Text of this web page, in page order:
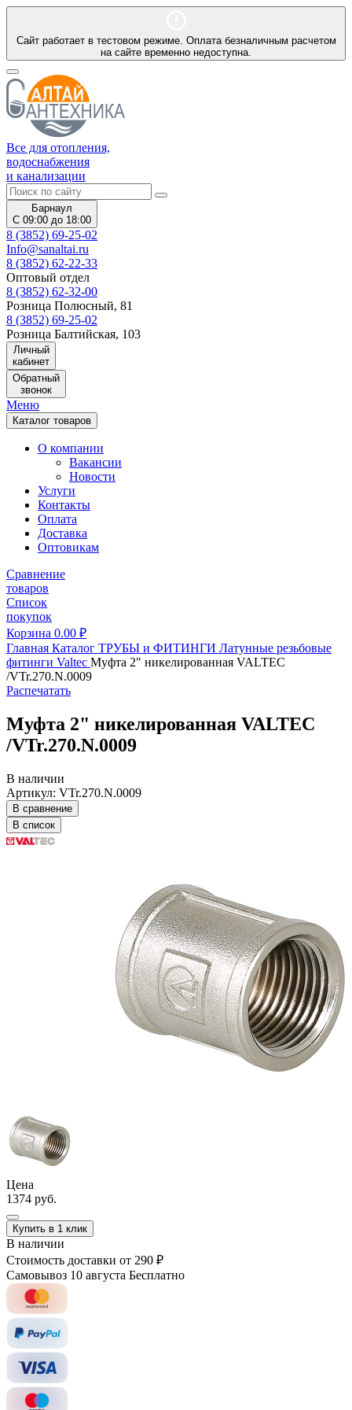
Сайт работает в тестовом режиме. Оплата безналичным расчетом
на сайте временно недоступна.
Все для отопления,
водоснабжения
и канализации
Барнаул
С 09:00 до 18:00
8 (3852) 69-25-02
Info@sanaltai.ru
8 (3852) 62-22-33
Оптовый отдел
8 (3852) 62-32-00
Розница Полюсный, 81
8 (3852) 69-25-02
Розница Балтийская, 103
Личный
кабинет
Обратный
звонок
Меню
Каталог товаров
О компании
Вакансии
Новости
Услуги
Контакты
Оплата
Доставка
Оптовикам
Сравнение
товаров
Список
покупок
Корзина 0.00 ₽
Главная Каталог ТРУБЫ и ФИТИНГИ Латунные резьбовые
фитинги Valtec Муфта 2" никелированная VALTEC
/VTr.270.N.0009
Распечатать
Муфта 2" никелированная VALTEC
/VTr.270.N.0009
В наличии
Артикул: VTr.270.N.0009
В сравнение
В список
Цена
1374 руб.
Купить в 1 клик
В наличии
Стоимость доставки от 290 ₽
Самовывоз 10 августа Бесплатно